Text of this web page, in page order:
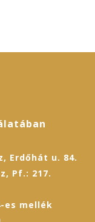
Erdőhát u. 84.
Pf.: 217.
es mellék